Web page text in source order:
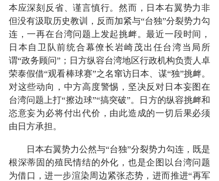
本应深刻反省、谨言慎行。然而，日本右翼势力非
但没有汲取历史教训，反而加紧与“台独”分裂势力勾
连，一再在台湾问题上发起挑衅。最近一段时间，
日本自卫队前统合幕僚长岩崎茂出任台湾当局所
谓“政务顾问”；日方纵容台湾地区行政机构负责人卓
荣泰假借“观看棒球赛”之名窜访日本、谋“独”挑衅。
对这些动向，中方高度警惕，坚决反对日本妄图在
台湾问题上打“擦边球”“搞突破”。日方的纵容挑衅和
恣意妄为必将付出代价，由此造成的一切后果必须
由日方承担。
日本右翼势力公然与“台独”分裂势力勾连，既是
根深蒂固的殖民情结的外化，也是企图以台湾问题
为借口，进一步渲染周边紧张态势，进而推进“再军